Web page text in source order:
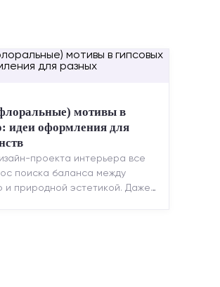
мотивы в
идеи оформления для
проекта интерьера все
поиска баланса между
и природной эстетикой. Даже